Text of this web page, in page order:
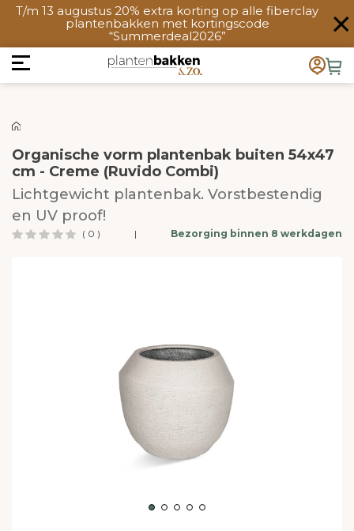
T/m 13 augustus 20% extra korting op alle fiberclay
plantenbakken met kortingscode
“Summerdeal2026”
Organische vorm plantenbak buiten 54x47
cm - Creme (Ruvido Combi)
Lichtgewicht plantenbak. Vorstbestendig
en UV proof!
( 0 ) | Bezorging binnen 8 werkdagen